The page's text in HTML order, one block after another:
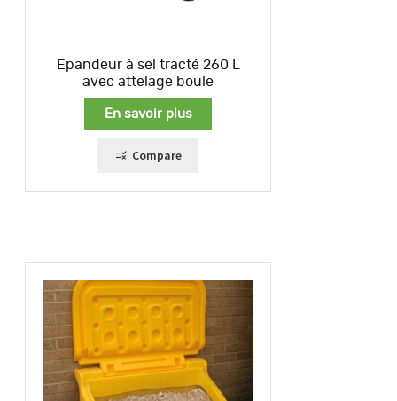
Epandeur à sel tracté 260 L
avec attelage boule
En savoir plus
Compare